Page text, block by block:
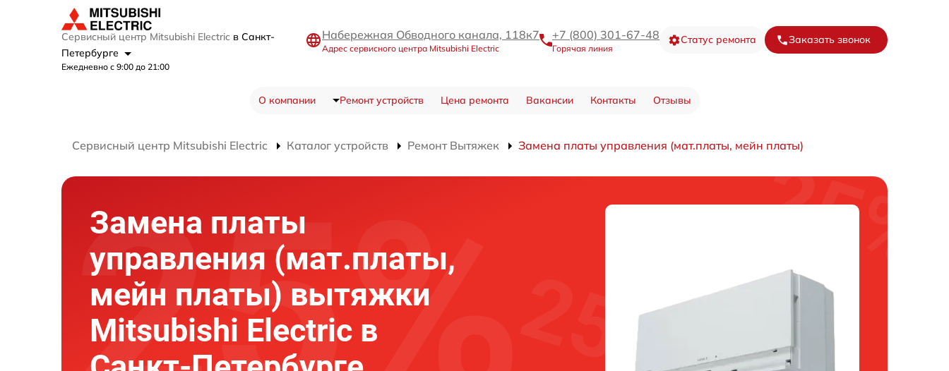
Сервисный центр Mitsubishi Electric в Санкт-
Петербурге
Ежедневно с 9:00 до 21:00
Набережная Обводного канала, 118к7
Адрес сервисного центра Mitsubishi Electric
+7 (800) 301-67-48
Горячая линия
Статус ремонта Заказать звонок
О компании Ремонт устройств Цена ремонта Вакансии Контакты Отзывы
Сервисный центр Mitsubishi Electric Каталог устройств Ремонт Вытяжек Замена платы управления (мат.платы, мейн платы)
Замена платы
управления (мат.платы,
мейн платы) вытяжки
Mitsubishi Electric в